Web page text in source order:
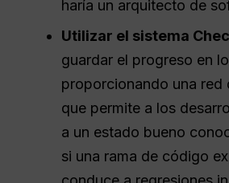
haría un arquitecto de
Utilizar el sistema
guardar el progreso en
proporcionando una red
que permite a los
a un estado bueno
si una rama de código